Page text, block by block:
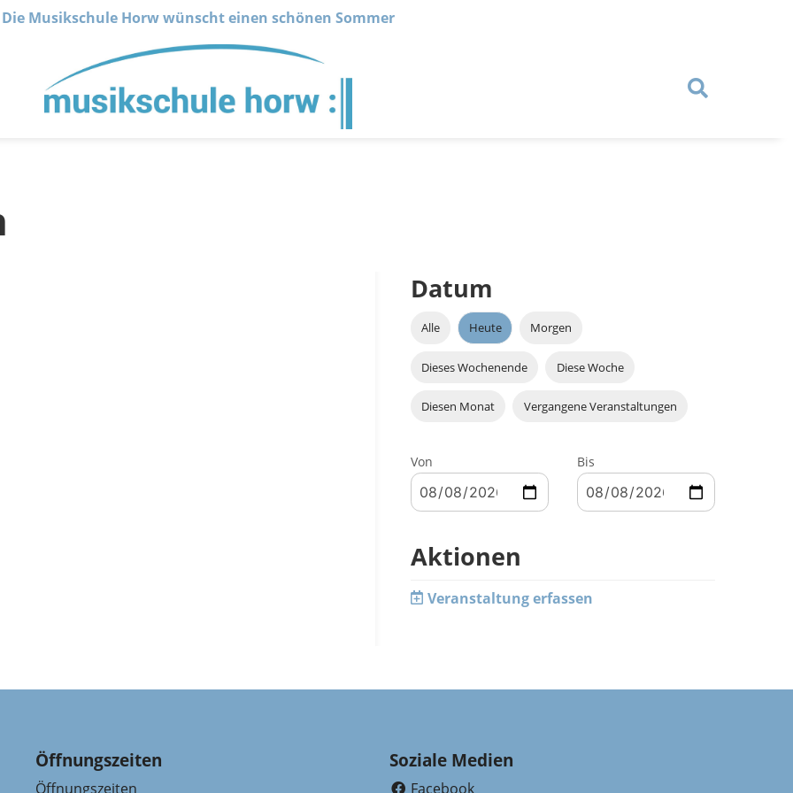
Die Musikschule Horw wünscht einen schönen Sommer
Datum
Alle Heute Morgen
Dieses Wochenende Diese Woche
Diesen Monat Vergangene Veranstaltungen
Von Bis
Aktionen
Veranstaltung erfassen
Öffnungszeiten
Öffnungszeiten
Soziale Medien
Facebook